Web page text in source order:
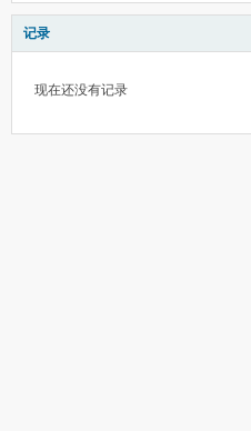
记录
现在还没有记录